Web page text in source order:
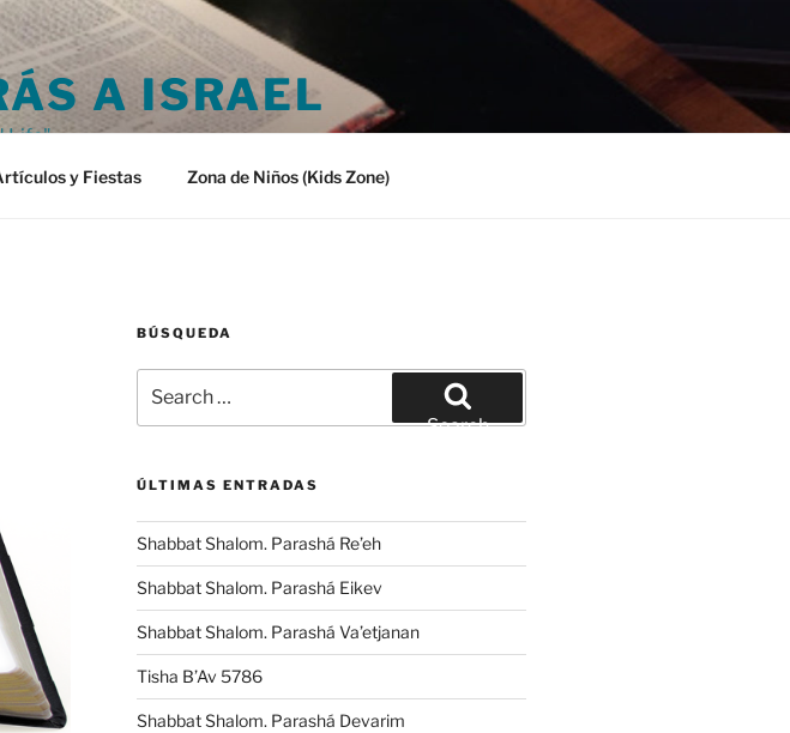
A ISRAEL
Life"
y Fiestas Zona de Niños (Kids Zone)
BÚSQUEDA
for:
Search
ÚLTIMAS ENTRADAS
Shabbat Shalom. Parashá Re’eh
Shabbat Shalom. Parashá Eikev
Shabbat Shalom. Parashá Va’etjanan
Tisha B’Av 5786
Shabbat Shalom. Parashá Devarim